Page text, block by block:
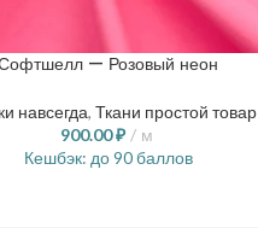
— Розовый неон
навсегда,Ткани простой товар
900.00₽
м
Кешбэк: до 90 баллов